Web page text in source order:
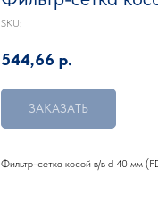
SKU:
544,66 р.
ЗАКАЗАТЬ
Фильтр-сетка косой в/в d 40 мм